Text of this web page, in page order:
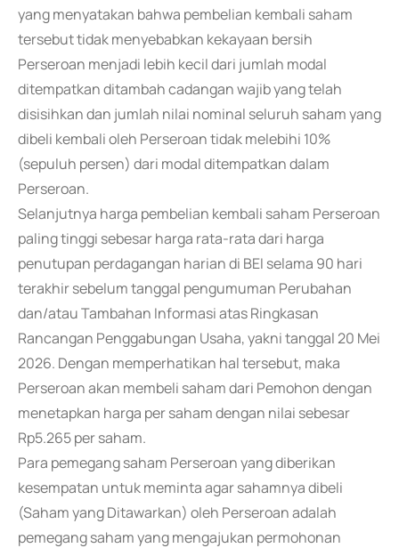
yang menyatakan bahwa pembelian kembali saham
tersebut tidak menyebabkan kekayaan bersih
Perseroan menjadi lebih kecil dari jumlah modal
ditempatkan ditambah cadangan wajib yang telah
disisihkan dan jumlah nilai nominal seluruh saham yang
dibeli kembali oleh Perseroan tidak melebihi 10%
(sepuluh persen) dari modal ditempatkan dalam
Perseroan.
Selanjutnya harga pembelian kembali saham Perseroan
paling tinggi sebesar harga rata-rata dari harga
penutupan perdagangan harian di BEI selama 90 hari
terakhir sebelum tanggal pengumuman Perubahan
dan/atau Tambahan Informasi atas Ringkasan
Rancangan Penggabungan Usaha, yakni tanggal 20 Mei
2026. Dengan memperhatikan hal tersebut, maka
Perseroan akan membeli saham dari Pemohon dengan
menetapkan harga per saham dengan nilai sebesar
Rp5.265 per saham.
Para pemegang saham Perseroan yang diberikan
kesempatan untuk meminta agar sahamnya dibeli
(Saham yang Ditawarkan) oleh Perseroan adalah
pemegang saham yang mengajukan permohonan